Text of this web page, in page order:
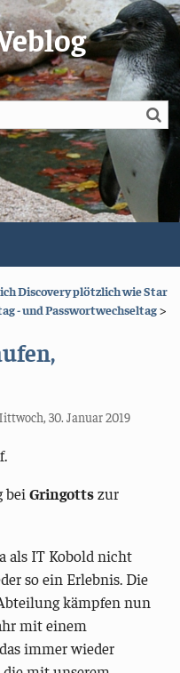
Discovery plötzlich wie Star
- und Passwortwechseltag>
30. Januar 2019
beiGringottszur
als IT Kobold nicht
so ein Erlebnis. Die
kämpfen nun
mit einem
immer wieder